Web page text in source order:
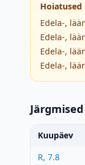
Hoiatused
Edela-,
Edela-,
Edela-,
Edela-,
Kuupäev
R, 7.8